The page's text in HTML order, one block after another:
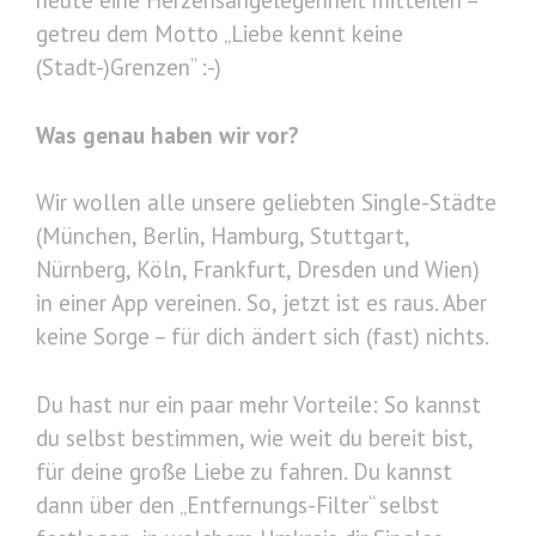
getreu dem Motto „Liebe kennt keine
(Stadt-)Grenzen“ :-)
Was genau haben wir vor?
Wir wollen alle unsere geliebten Single-Städte
(München, Berlin, Hamburg, Stuttgart,
Nürnberg, Köln, Frankfurt, Dresden und Wien)
in einer App vereinen. So, jetzt ist es raus. Aber
keine Sorge – für dich ändert sich (fast) nichts.
Du hast nur ein paar mehr Vorteile: So kannst
du selbst bestimmen, wie weit du bereit bist,
für deine große Liebe zu fahren. Du kannst
dann über den „Entfernungs-Filter“ selbst